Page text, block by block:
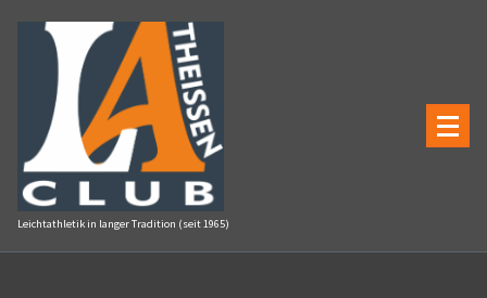
Inhalt
springen
Leichtathletik in langer Tradition (seit 1965)